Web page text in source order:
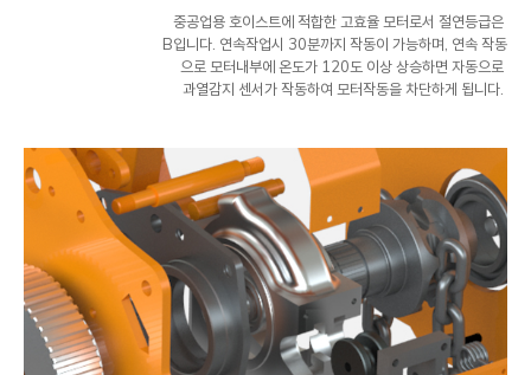
중공업용 호이스트에 적합한 고효율 모터로서 절연등급은
B입니다. 연속작업시 30분까지 작동이 가능하며, 연속 작동
으로 모터내부에 온도가 120도 이상 상승하면 자동으로
과열감지 센서가 작동하여 모터작동을 차단하게 됩니다.